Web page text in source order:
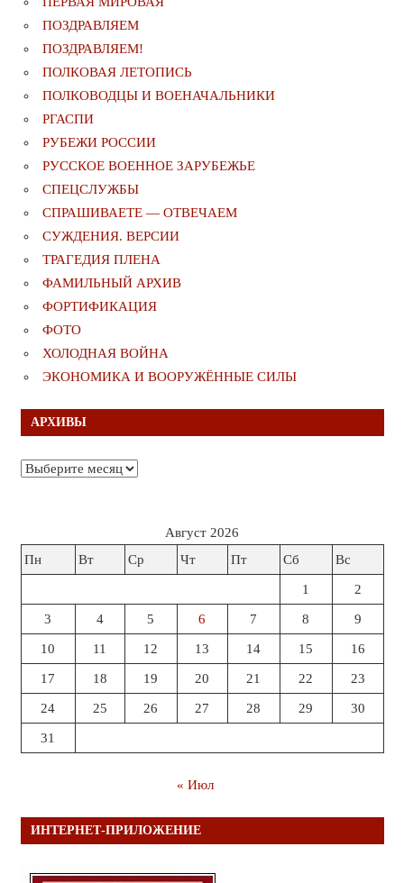
ПОЗДРАВЛЯЕМ
ПОЗДРАВЛЯЕМ!
ПОЛКОВАЯ ЛЕТОПИСЬ
ПОЛКОВОДЦЫ И ВОЕНАЧАЛЬНИКИ
РГАСПИ
РУБЕЖИ РОССИИ
РУССКОЕ ВОЕННОЕ ЗАРУБЕЖЬЕ
СПЕЦСЛУЖБЫ
СПРАШИВАЕТЕ — ОТВЕЧАЕМ
СУЖДЕНИЯ. ВЕРСИИ
ТРАГЕДИЯ ПЛЕНА
ФАМИЛЬНЫЙ АРХИВ
ФОРТИФИКАЦИЯ
ФОТО
ХОЛОДНАЯ ВОЙНА
ЭКОНОМИКА И ВООРУЖЁННЫЕ СИЛЫ
АРХИВЫ
Архивы
Август 2026
Пн
Вт Ср Чт Пт Сб Вс
1 2
3 4 5 6 7 8 9
10 11 12 13 14 15 16
17 18 19 20 21 22 23
24 25 26 27 28 29 30
31
« Июл
ИНТЕРНЕТ-ПРИЛОЖЕНИЕ